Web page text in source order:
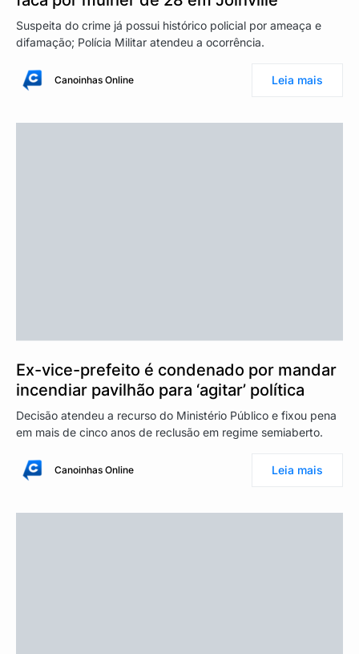
Suspeita do crime já possui histórico policial por ameaça e
difamação; Polícia Militar atendeu a ocorrência.
Canoinhas Online Leia mais
Ex-vice-prefeito é condenado por mandar
incendiar pavilhão para ‘agitar’ política
Decisão atendeu a recurso do Ministério Público e fixou pena
em mais de cinco anos de reclusão em regime semiaberto.
Canoinhas Online Leia mais